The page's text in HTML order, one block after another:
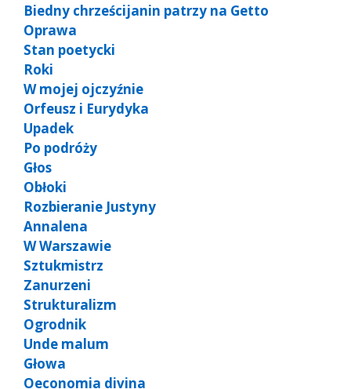
Biedny chrześcijanin patrzy na Getto
Oprawa
Stan poetycki
Roki
W mojej ojczyźnie
Orfeusz i Eurydyka
Upadek
Po podróży
Głos
Obłoki
Rozbieranie Justyny
Annalena
W Warszawie
Sztukmistrz
Zanurzeni
Strukturalizm
Ogrodnik
Unde malum
Głowa
Oeconomia divina